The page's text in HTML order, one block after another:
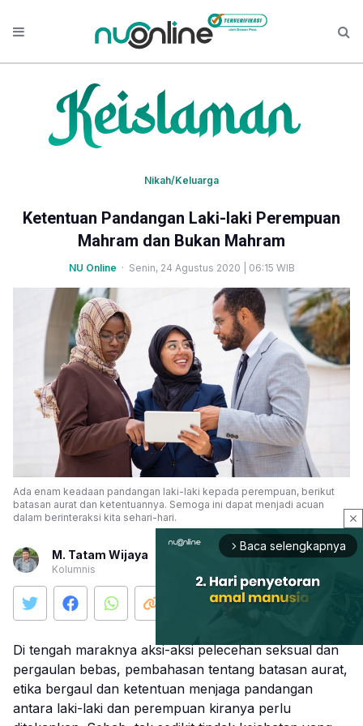
Nikah/Keluarga
Ketentuan Pandangan Laki-laki Perempuan
Mahram dan Bukan Mahram
NU Online · Senin, 24 Agustus 2020 | 06:15 WIB
Ada enam keadaan pandangan laki-laki kepada perempuan, berikut
batasan aurat dan ketentuannya. Semoga ini dapat menjadi acuan
dalam berinteraksi kita sehari-hari.
M. Tatam Wijaya
Kolumnis
Di tengah maraknya aksi-aksi pelecehan seksual dan
pergaulan bebas, pembahasan tentang batasan aurat,
etika bergaul dan ketentuan menjaga pandangan
antara laki-laki dan perempuan kiranya perlu
close
arrow_forward_ios Baca selengkapnya
Mute